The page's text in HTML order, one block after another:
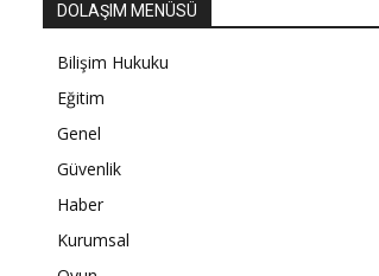
DOLAŞIM MENÜSÜ
Bilişim Hukuku
Eğitim
Genel
Güvenlik
Haber
Kurumsal